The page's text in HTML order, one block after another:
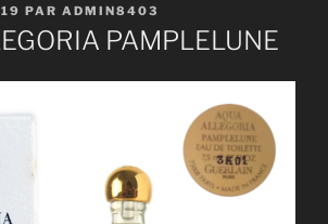
PAR ADMIN8403
PAMPLELUNE